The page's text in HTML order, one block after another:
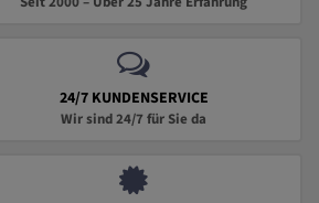
24/7 KUNDENSERVICE
Wir sind 24/7 für Sie da